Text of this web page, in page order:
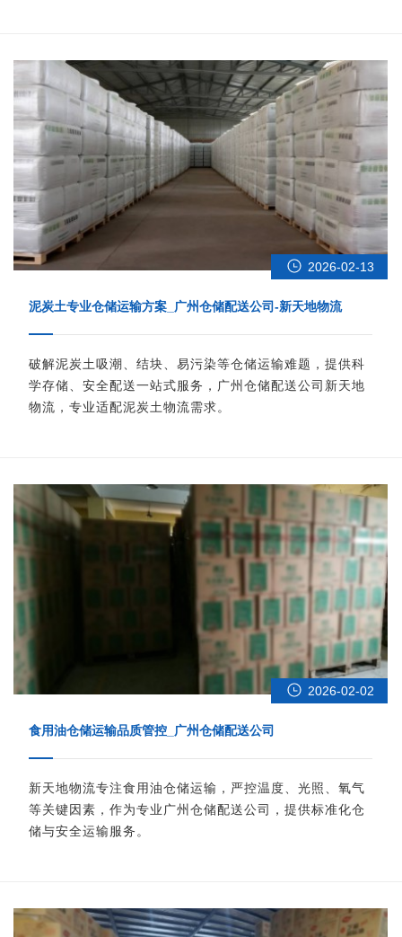
2026-02-13
泥炭土专业仓储运输方案_广州仓储配送公司-新天地物流
破解泥炭土吸潮、结块、易污染等仓储运输难题，提供科
学存储、安全配送一站式服务，广州仓储配送公司新天地
物流，专业适配泥炭土物流需求。
2026-02-02
食用油仓储运输品质管控_广州仓储配送公司
新天地物流专注食用油仓储运输，严控温度、光照、氧气
等关键因素，作为专业广州仓储配送公司，提供标准化仓
储与安全运输服务。